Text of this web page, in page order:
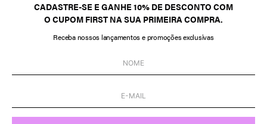
CADASTRE-SE E GANHE 10% DE DESCONTO COM
O CUPOM FIRST NA SUA PRIMEIRA COMPRA.
Receba nossos lançamentos e promoções exclusivas